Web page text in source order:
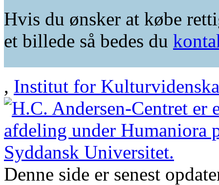
Hvis du ønsker at købe
et billede så bedes du
, Institut for
Denne side er senest